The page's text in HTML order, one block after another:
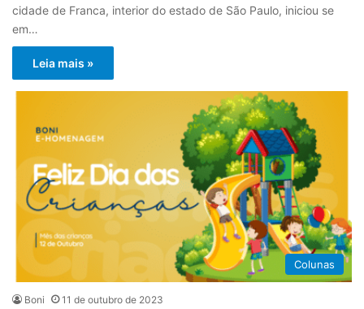
cidade de Franca, interior do estado de São Paulo, iniciou se
em…
Leia mais »
Colunas
Boni 11 de outubro de 2023